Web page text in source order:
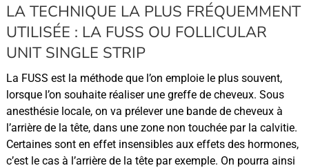
LA TECHNIQUE LA PLUS FRÉQUEMMENT
UTILISÉE : LA FUSS OU FOLLICULAR
UNIT SINGLE STRIP
La FUSS est la méthode que l’on emploie le plus souvent,
lorsque l’on souhaite réaliser une greffe de cheveux. Sous
anesthésie locale, on va prélever une bande de cheveux à
l’arrière de la tête, dans une zone non touchée par la calvitie.
Certaines sont en effet insensibles aux effets des hormones,
c’est le cas à l’arrière de la tête par exemple. On pourra ainsi